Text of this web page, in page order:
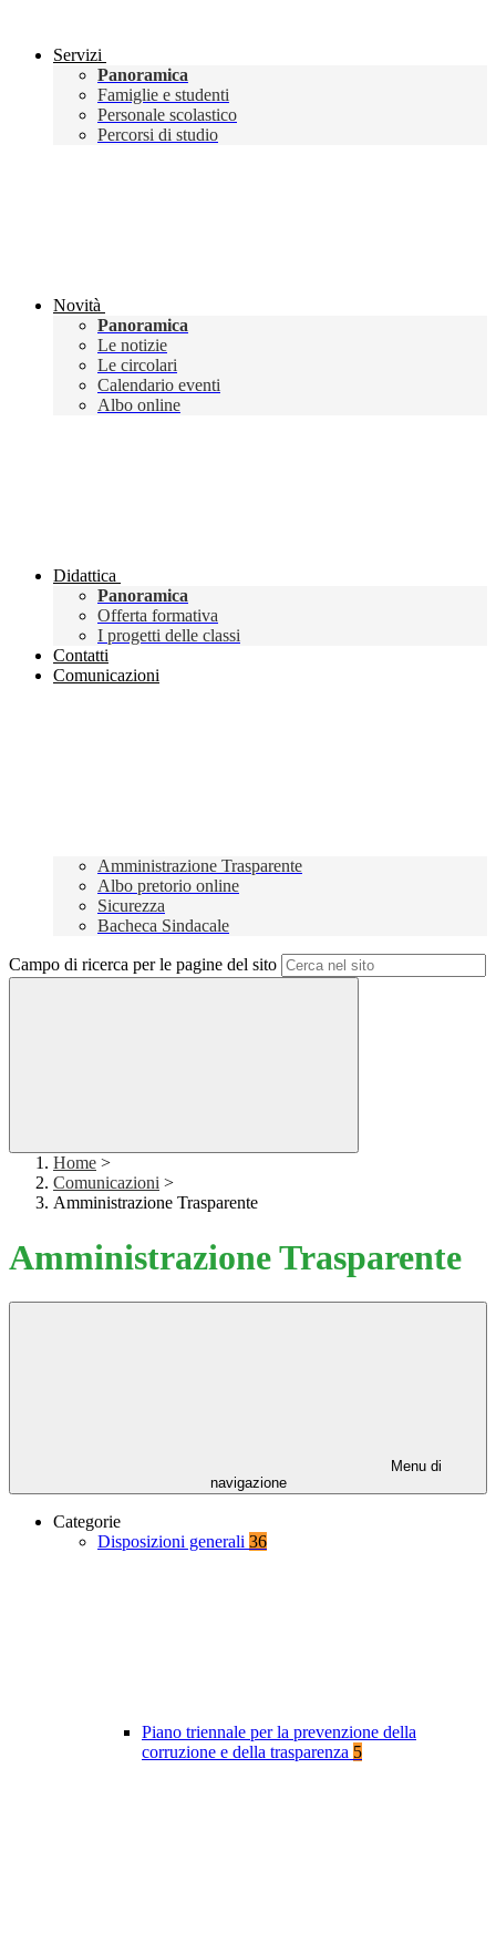
Servizi
Panoramica
Famiglie e studenti
Personale scolastico
Percorsi di studio
Novità
Panoramica
Le notizie
Le circolari
Calendario eventi
Albo online
Didattica
Panoramica
Offerta formativa
I progetti delle classi
Contatti
Comunicazioni
Amministrazione Trasparente
Albo pretorio online
Sicurezza
Bacheca Sindacale
Campo di ricerca per le pagine del sito
Home >
Comunicazioni >
Amministrazione Trasparente
Amministrazione Trasparente
Menu di
navigazione
Categorie
Disposizioni generali 36
Piano triennale per la prevenzione della
corruzione e della trasparenza 5